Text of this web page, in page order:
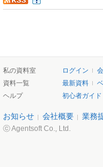
私の資料室 ログイン
資料一覧
最新資料
ヘルプ
初心者ガイド
お知らせ 会社概要 業務
ⓒ Agentsoft Co., Ltd.